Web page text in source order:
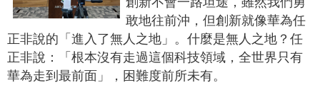
敢地往前沖，但創新就像華為任
正非說的「進入了無人之地」。什麼是無人之地？任
正非說：「根本沒有走過這個科技領域，全世界只有
華為走到最前面」，困難度前所未有。